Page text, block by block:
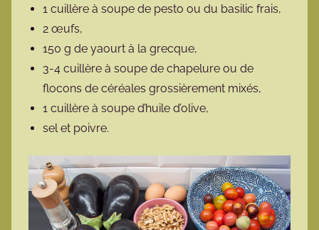
1 cuillère à soupe de pesto ou du basilic frais,
2 œufs,
150 g de yaourt à la grecque,
3-4 cuillère à soupe de chapelure ou de
flocons de céréales grossièrement mixés,
1 cuillère à soupe d’huile d’olive,
sel et poivre.